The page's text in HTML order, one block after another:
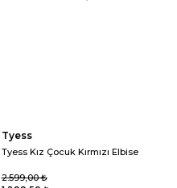
Tyess
Tyess Kız Çocuk Kırmızı Elbise
2.599,00 ₺